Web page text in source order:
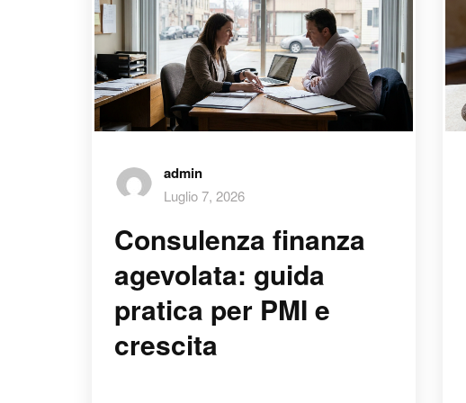
admin
Luglio 7, 2026
Consulenza finanza
agevolata: guida
pratica per PMI e
crescita